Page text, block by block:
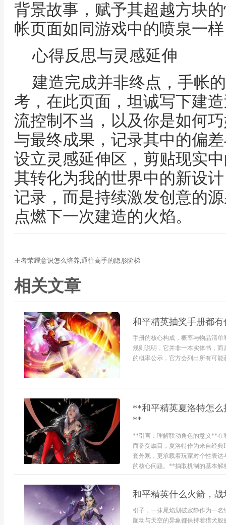
背景故事，赋予其超越方块
帐页面如同游戏中的喷泉一
心得反思与灵感延伸
建造完成并非终点，手帐
考，在此页面，坦诚写下建
流控制不当，以及你是如何
与最终成果，记录其中的偏
设立灵感延伸区，剪贴现实
其转化为我的世界中的新设
记录，而是持续激发创意的
点燃下一次建造的火焰。
王者荣耀意识怎么培养,通往高手的隐形阶梯
相关文章
和平精英抽奖手册都
手册的核心构成，概率与物品清
规则说明，它并非一本实体书，
的概率公示，官方会列出所有可
**和平精英夏洛特怎
**
**引言：理解联动角色的意义**在
而备受瞩目，夏洛特作为来自经
套外观，更承载着玩家对个性表
的核心问题。**抽取机制的基本
和平精英什么火箭，
引子，一抹尾焰划破寂静作为一
颤动与天空的异象都保持着猎犬